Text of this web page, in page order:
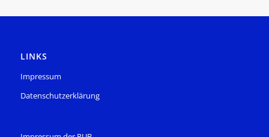
LINKS
Impressum
Datenschutzerklärung